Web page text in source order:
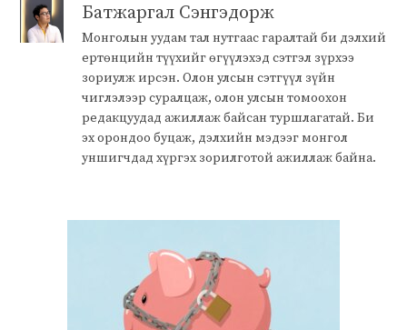
Батжаргал Сэнгэдорж
Монголын уудам тал нутгаас гаралтай би дэлхий
ертөнцийн түүхийг өгүүлэхэд сэтгэл зүрхээ
зориулж ирсэн. Олон улсын сэтгүүл зүйн
чиглэлээр суралцаж, олон улсын томоохон
редакцуудад ажиллаж байсан туршлагатай. Би
эх орондоо буцаж, дэлхийн мэдээг монгол
уншигчдад хүргэх зорилготой ажиллаж байна.